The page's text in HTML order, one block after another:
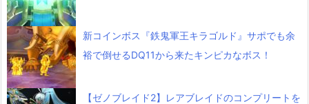
新コインボス『鉄鬼軍王キラゴルド』サポでも余
裕で倒せるDQ11から来たキンピカなボス！
【ゼノブレイド2】レアブレイドのコンプリートを